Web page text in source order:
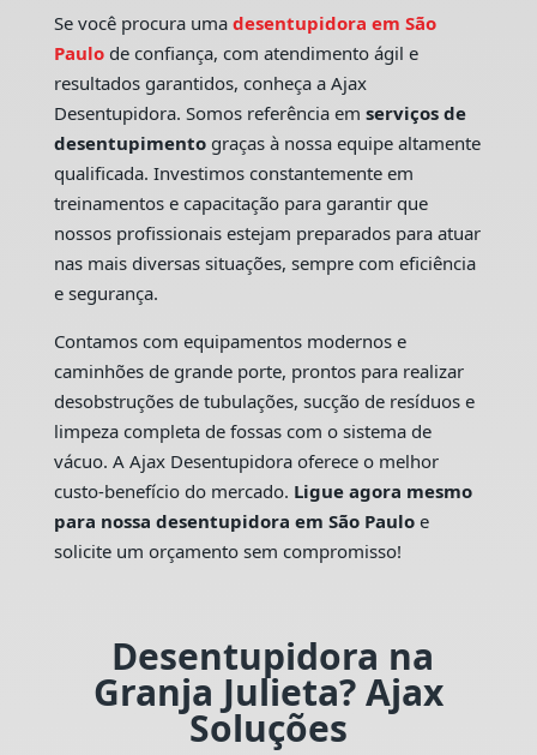
Se você procura uma desentupidora em São
Paulo de confiança, com atendimento ágil e
resultados garantidos, conheça a Ajax
Desentupidora. Somos referência em serviços de
desentupimentograças à nossa equipe altamente
qualificada. Investimos constantemente em
treinamentos e capacitação para garantir que
nossos profissionais estejam preparados para atuar
nas mais diversas situações, sempre com eficiência
e segurança.
Contamos com equipamentos modernos e
caminhões de grande porte, prontos para realizar
desobstruções de tubulações, sucção de resíduos e
limpeza completa de fossas com o sistema de
vácuo. A Ajax Desentupidora oferece o melhor
custo-benefício do mercado. Ligue agora mesmo
para nossa desentupidora em São Pauloe
solicite um orçamento sem compromisso!
Desentupidora na
Granja Julieta? Ajax
Soluções